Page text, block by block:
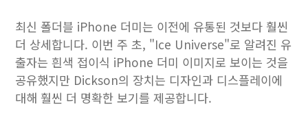
최신 폴더블 iPhone 더미는 이전에 유통된 것보다 훨씬
더 상세합니다. 이번 주 초, "Ice Universe"로 알려진 유
출자는 흰색 접이식 iPhone 더미 이미지로 보이는 것을
공유했지만 Dickson의 장치는 디자인과 디스플레이에
대해 훨씬 더 명확한 보기를 제공합니다.